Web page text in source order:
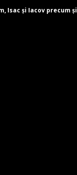
Isac și Iacov precum